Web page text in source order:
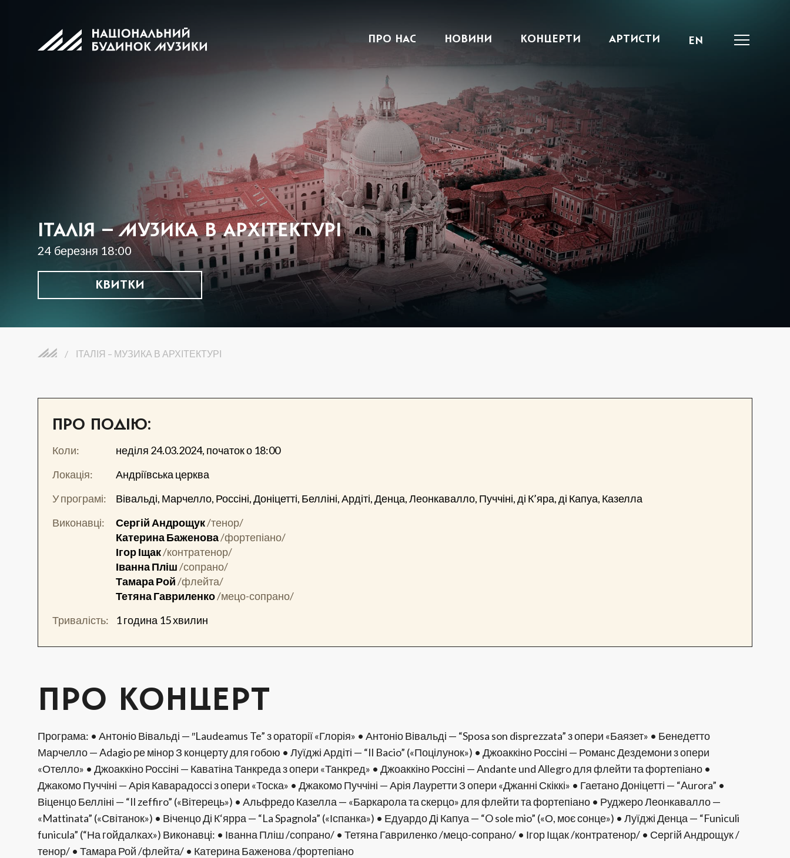
ПРО НАС НОВИНИ КОНЦЕРТИ АРТИСТИ EN
ІТАЛІЯ – МУЗИКА В АРХІТЕКТУРІ
24 березня 18:00
КВИТКИ
/ ІТАЛІЯ – МУЗИКА В АРХІТЕКТУРІ
ПРО ПОДІЮ:
Коли:
неділя 24.03.2024, початок о 18:00
Локація:
Андріївська церква
У програмі:
Вівальді, Марчелло, Россіні, Доніцетті, Белліні, Ардіті, Денца, Леонкавалло, Пуччіні, ді К’яра, ді Капуа, Казелла
Виконавці:
Сергій Андрощук/тенор/
Катерина Баженова/фортепіано/
Ігор Іщак/контратенор/
Іванна Пліш/сопрано/
Тамара Рой/флейта/
Тетяна Гавриленко/мецо-сопрано/
Тривалість:
1 година 15 хвилин
ПРО КОНЦЕРТ
Програма: • Антоніо Вівальді — ″Laudeamus Te” з ораторії «Глорія» • Антоніо Вівальді — “Sposa son disprezzata” з опери «Баязет» • Бенедетто
Марчелло — Adagio ре мінор З концерту для гобою • Луїджі Ардіті — “Il Bacio” («Поцілунок») • Джоаккіно Россіні — Романс Дездемони з опери
«Отелло» • Джоаккіно Россіні — Каватіна Танкреда з опери «Танкред» • Джоаккіно Россіні — Andante und Allegro для флейти та фортепіано •
Джакомо Пуччіні — Арія Каварадоссі з опери «Тоска» • Джакомо Пуччіні — Арія Лауретти З опери «Джанні Скіккі» • Гаетано Доніцетті — “Aurora” •
Віценцо Белліні — “Il zeffiro” («Вітерець») • Альфредо Казелла — «Баркарола та скерцо» для флейти та фортепіано • Руджеро Леонкавалло —
«Mattinata” («Світанок») • Віченцо Ді К‘ярра — “La Spagnola” («Іспанка») • Едуардо Ді Капуа — “O sole mio” («О, моє сонце») • Луїджі Денца — “Funiculi
funicula” (“На гойдалках») Виконавці: • Іванна Пліш /сопрано/ • Тетяна Гавриленко /мецо-сопрано/ • Ігор Іщак /контратенор/ • Сергій Андрощук /
тенор/ • Тамара Рой /флейта/ • Катерина Баженова /фортепіано